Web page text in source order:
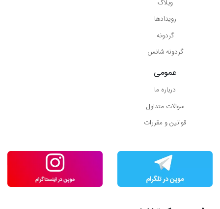
وبلاگ
رویدادها
گردونه
گردونه شانس
عمومی
درباره ما
سوالات متداول
قوانین و مقررات